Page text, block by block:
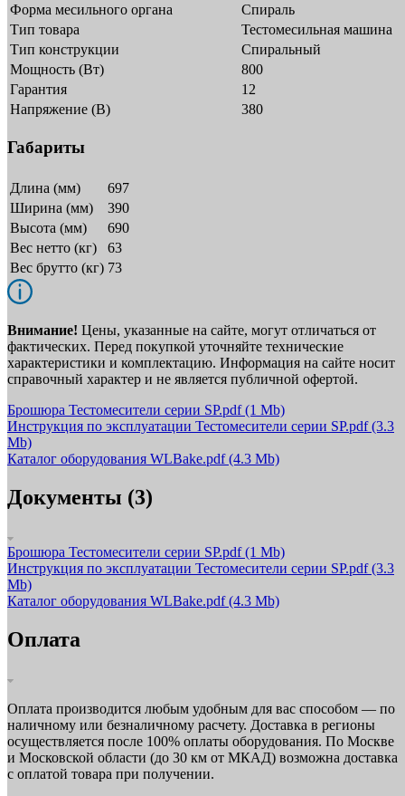
Форма месильного органа
Спираль
Тип товара
Тестомесильная машина
Тип конструкции
Спиральный
Мощность (Вт)
800
Гарантия
12
Напряжение (В)
380
Габариты
Длина (мм)
697
Ширина (мм)
390
Высота (мм)
690
Вес нетто (кг)
63
Вес брутто (кг) 73
Внимание! Цены, указанные на сайте, могут отличаться от
фактических. Перед покупкой уточняйте технические
характеристики и комплектацию. Информация на сайте носит
справочный характер и не является публичной офертой.
Брошюра Тестомесители серии SP.pdf(1 Mb)
Инструкция по эксплуатации Тестомесители серии SP.pdf(3.3
Mb)
Каталог оборудования WLBake.pdf(4.3 Mb)
Документы (3)
Брошюра Тестомесители серии SP.pdf(1 Mb)
Инструкция по эксплуатации Тестомесители серии SP.pdf(3.3
Mb)
Каталог оборудования WLBake.pdf(4.3 Mb)
Оплата
Оплата производится любым удобным для вас способом — по
наличному или безналичному расчету. Доставка в регионы
осуществляется после 100% оплаты оборудования. По Москве
и Московской области (до 30 км от МКАД) возможна доставка
с оплатой товара при получении.